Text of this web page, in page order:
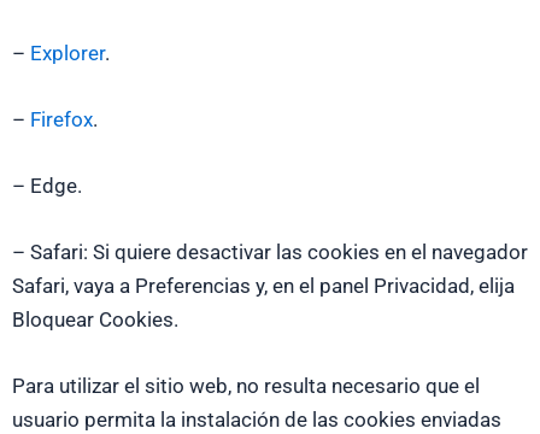
– Explorer.
– Firefox.
– Edge.
– Safari: Si quiere desactivar las cookies en el navegador
Safari, vaya a Preferencias y, en el panel Privacidad, elija
Bloquear Cookies.
Para utilizar el sitio web, no resulta necesario que el
usuario permita la instalación de las cookies enviadas